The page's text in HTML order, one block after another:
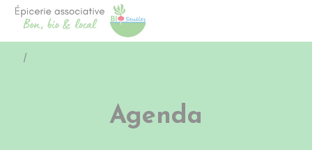
/
Agenda